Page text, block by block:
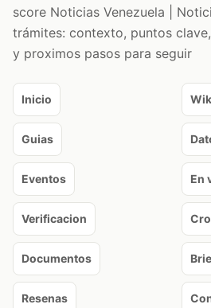
score Noticias Venezuela |
trámites: contexto, puntos
y proximos pasos para seguir
Inicio
Guias
Eventos En
Verificacion
Documentos
Resenas